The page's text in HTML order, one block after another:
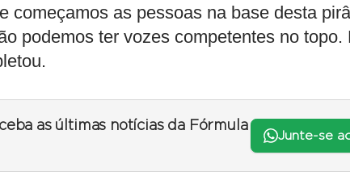
começamos as pessoas na base desta
podemos ter vozes competentes no topo.
as últimas notícias da Fórmula
Junte-se